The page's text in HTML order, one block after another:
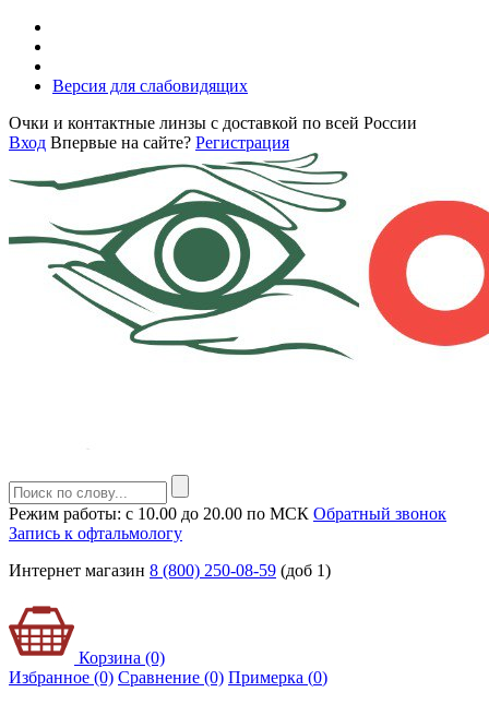
Версия для слабовидящих
Очки и контактные линзы с доставкой по всей России
Вход Впервые на сайте? Регистрация
Режим работы: с 10.00 до 20.00 по МСК Обратный звонок
Запись к офтальмологу
Интернет магазин 8 (800) 250-08-59 (доб 1)
Корзина (0)
Избранное (0) Сравнение (0) Примерка (0)